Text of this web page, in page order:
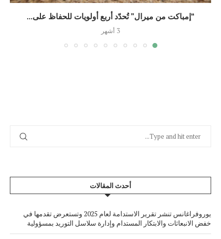
“إمباكت من ميرال” تُحدّد أربع أولويات للحفاظ على...
3 أشهر
أحدث المقالات
يوروفراغانس تنشر تقرير الاستدامة لعام 2025 وتستعرض تقدمها في
خفض الانبعاثات والابتكار المستدام وإدارة سلاسل التوريد بمسؤولية